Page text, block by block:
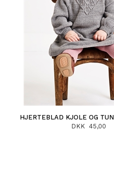
DKK 45,00